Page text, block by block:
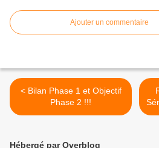
Ajouter un commentaire
< Bilan Phase 1 et Objectif
Phase 2 !!!
Hébergé par Overblog